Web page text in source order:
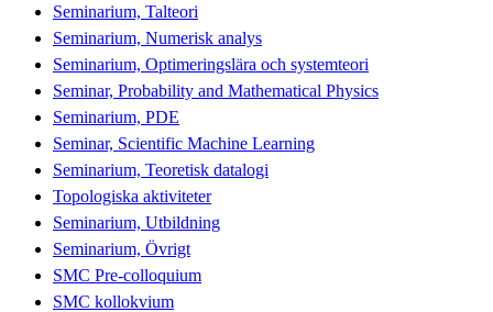
Seminarium, Talteori
Seminarium, Numerisk analys
Seminarium, Optimeringslära och systemteori
Seminar, Probability and Mathematical Physics
Seminarium, PDE
Seminar, Scientific Machine Learning
Seminarium, Teoretisk datalogi
Topologiska aktiviteter
Seminarium, Utbildning
Seminarium, Övrigt
SMC Pre-colloquium
SMC kollokvium